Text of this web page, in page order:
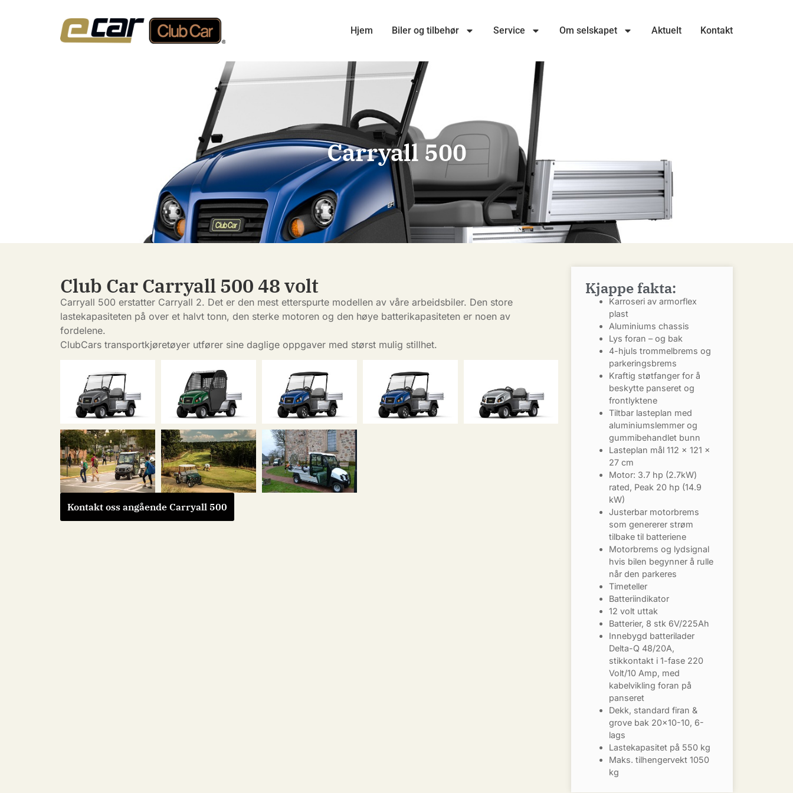
Hjem Biler og tilbehør Service Om selskapet Aktuelt Kontakt
Carryall 500
Club Car Carryall 500 48 volt
Carryall 500 erstatter Carryall 2. Det er den mest etterspurte modellen av våre arbeidsbiler. Den store
lastekapasiteten på over et halvt tonn, den sterke motoren og den høye batterikapasiteten er noen av
fordelene.
ClubCars transportkjøretøyer utfører sine daglige oppgaver med størst mulig stillhet.
Kontakt oss angående Carryall 500
Kjappe fakta:
Karroseri av armorflex
plast
Aluminiums chassis
Lys foran – og bak
4-hjuls trommelbrems og
parkeringsbrems
Kraftig støtfanger for å
beskytte panseret og
frontlyktene
Tiltbar lasteplan med
aluminiumslemmer og
gummibehandlet bunn
Lasteplan mål 112 x 121 x
27 cm
Motor: 3.7 hp (2.7kW)
rated, Peak 20 hp (14.9
kW)
Justerbar motorbrems
som genererer strøm
tilbake til batteriene
Motorbrems og lydsignal
hvis bilen begynner å rulle
når den parkeres
Timeteller
Batteriindikator
12 volt uttak
Batterier, 8 stk 6V/225Ah
Innebygd batterilader
Delta-Q 48/20A,
stikkontakt i 1-fase 220
Volt/10 Amp, med
kabelvikling foran på
panseret
Dekk, standard firan &
grove bak 20×10-10, 6-
lags
Lastekapasitet på 550 kg
Maks. tilhengervekt 1050
kg